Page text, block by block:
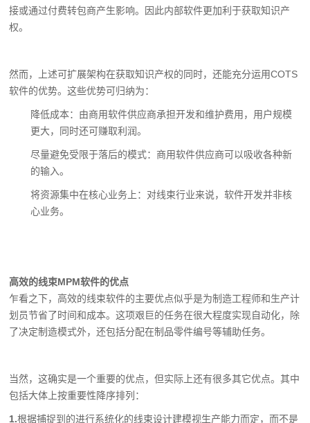
接或通过付费转包商产生影响。因此内部软件更加利于获取知识产
权。
然而，上述可扩展架构在获取知识产权的同时，还能充分运用COTS
软件的优势。这些优势可归纳为：
降低成本：由商用软件供应商承担开发和维护费用，用户规模
更大，同时还可赚取利润。
尽量避免受限于落后的模式：商用软件供应商可以吸收各种新
的输入。
将资源集中在核心业务上：对线束行业来说，软件开发并非核
心业务。
高效的线束MPM软件的优点
乍看之下，高效的线束软件的主要优点似乎是为制造工程师和生产计
划员节省了时间和成本。这项艰巨的任务在很大程度实现自动化，除
了决定制造模式外，还包括分配在制品零件编号等辅助任务。
当然，这确实是一个重要的优点，但实际上还有很多其它优点。其中
包括大体上按重要性降序排列：
1.根据捕捉到的进行系统化的线束设计建模视生产能力而定，而不是